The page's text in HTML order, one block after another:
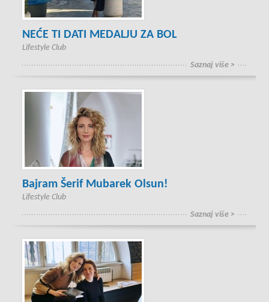
NEĆE TI DATI MEDALJU ZA BOL
Lifestyle Club
Saznaj više >
Bajram Šerif Mubarek Olsun!
Lifestyle Club
Saznaj više >